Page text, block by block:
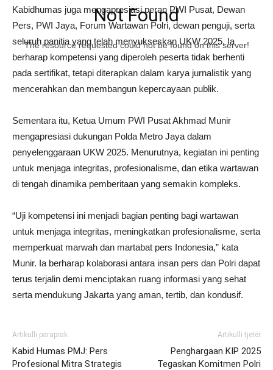
Kabidhumas juga mengapresiasi peran PWI Pusat, Dewan
Pers, PWI Jaya, Forum Wartawan Polri, dewan penguji, serta
seluruh panitia yang telah menyukseskan UKW 2025. Ia
berharap kompetensi yang diperoleh peserta tidak berhenti
pada sertifikat, tetapi diterapkan dalam karya jurnalistik yang
mencerahkan dan membangun kepercayaan publik.
Sementara itu, Ketua Umum PWI Pusat Akhmad Munir
mengapresiasi dukungan Polda Metro Jaya dalam
penyelenggaraan UKW 2025. Menurutnya, kegiatan ini penting
untuk menjaga integritas, profesionalisme, dan etika wartawan
di tengah dinamika pemberitaan yang semakin kompleks.
“Uji kompetensi ini menjadi bagian penting bagi wartawan
untuk menjaga integritas, meningkatkan profesionalisme, serta
memperkuat marwah dan martabat pers Indonesia,” kata
Munir. Ia berharap kolaborasi antara insan pers dan Polri dapat
terus terjalin demi menciptakan ruang informasi yang sehat
serta mendukung Jakarta yang aman, tertib, dan kondusif.
Artikulli paraprak
Kabid Humas PMJ: Pers
Profesional Mitra Strategis
Artikulli tjetër
Penghargaan KIP 2025
Tegaskan Komitmen Polri
Not Found
The resource requested could not be found on this server!